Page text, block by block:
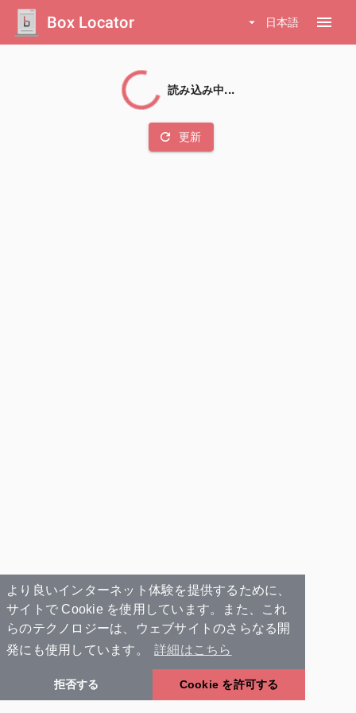
より良いインターネット体験を提供するために、
サイトで Cookie を使用しています。また、これ
らのテクノロジーは、ウェブサイトのさらなる開
発にも使用しています。
詳細はこちら
拒否する Cookie を許可する
Box Locator arrow_drop_down 日本語 menu
読み込み中...
refresh 更新